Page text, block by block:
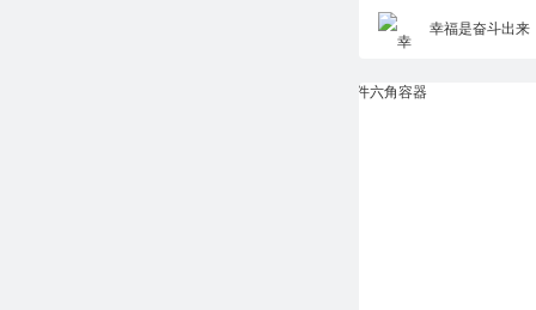
幸福是奋斗出来